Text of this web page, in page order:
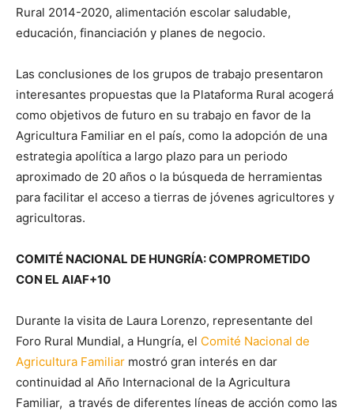
Rural 2014-2020, alimentación escolar saludable,
educación, financiación y planes de negocio.
Las conclusiones de los grupos de trabajo presentaron
interesantes propuestas que la Plataforma Rural acogerá
como objetivos de futuro en su trabajo en favor de la
Agricultura Familiar en el país, como la adopción de una
estrategia apolítica a largo plazo para un periodo
aproximado de 20 años o la búsqueda de herramientas
para facilitar el acceso a tierras de jóvenes agricultores y
agricultoras.
COMITÉ NACIONAL DE HUNGRÍA: COMPROMETIDO
CON EL AIAF+10
Durante la visita de Laura Lorenzo, representante del
Foro Rural Mundial, a Hungría, el Comité Nacional de
Agricultura Familiar mostró gran interés en dar
continuidad al Año Internacional de la Agricultura
Familiar, a través de diferentes líneas de acción como las